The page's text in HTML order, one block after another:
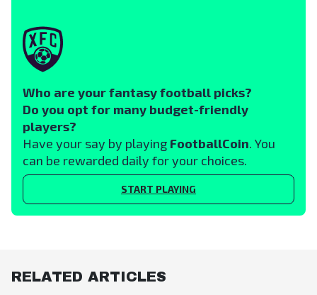
Who are your fantasy football picks?
Do you opt for many budget-friendly
players?
Have your say by playing FootballCoin. You
can be rewarded daily for your choices.
START PLAYING
RELATED ARTICLES